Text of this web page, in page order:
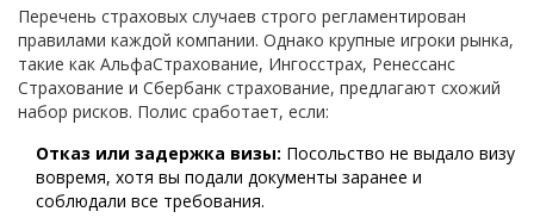
Перечень страховых случаев строго регламентирован
правилами каждой компании. Однако крупные игроки рынка,
такие как АльфаСтрахование, Ингосстрах, Ренессанс
Страхование и Сбербанк страхование, предлагают схожий
набор рисков. Полис сработает, если:
Отказ или задержка визы: Посольство не выдало визу
вовремя, хотя вы подали документы заранее и
соблюдали все требования.